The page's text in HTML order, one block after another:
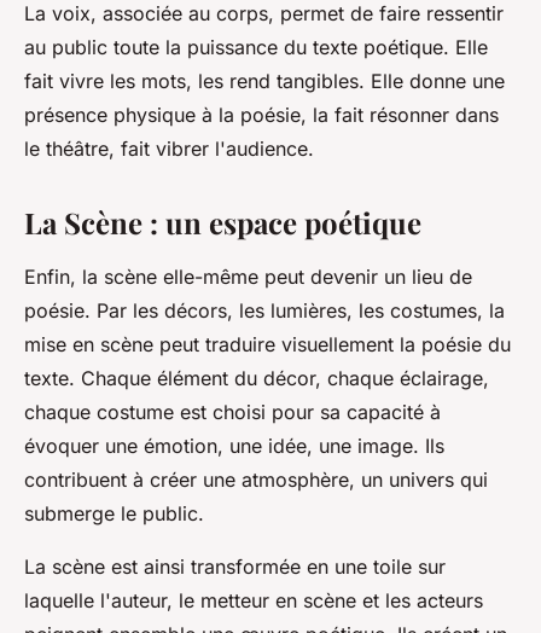
La voix, associée au corps, permet de faire ressentir
au public toute la puissance du texte poétique. Elle
fait vivre les mots, les rend tangibles. Elle donne une
présence physique à la poésie, la fait résonner dans
le théâtre, fait vibrer l'audience.
La Scène : un espace poétique
Enfin, la scène elle-même peut devenir un lieu de
poésie. Par les décors, les lumières, les costumes, la
mise en scène peut traduire visuellement la poésie du
texte. Chaque élément du décor, chaque éclairage,
chaque costume est choisi pour sa capacité à
évoquer une émotion, une idée, une image. Ils
contribuent à créer une atmosphère, un univers qui
submerge le public.
La scène est ainsi transformée en une toile sur
laquelle l'auteur, le metteur en scène et les acteurs